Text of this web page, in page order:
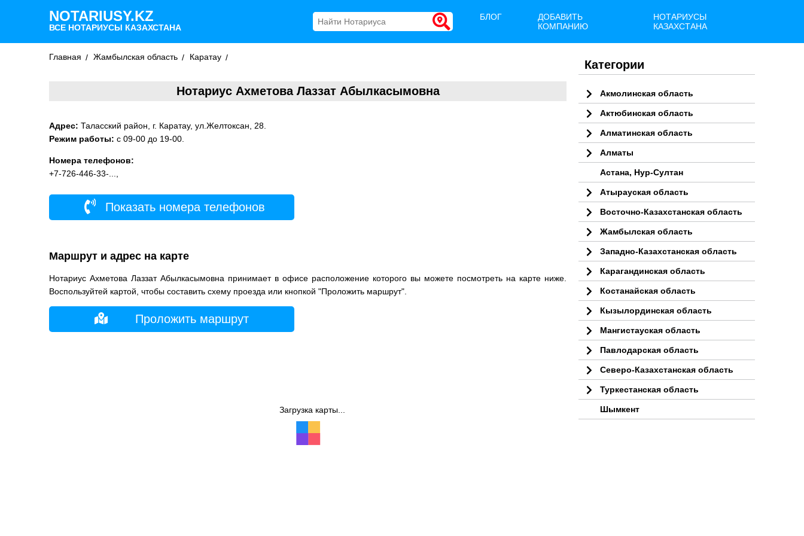
NOTARIUSY.KZ
ВСЕ НОТАРИУСЫ КАЗАХСТАНА
БЛОГ
ДОБАВИТЬ
КОМПАНИЮ
НОТАРИУСЫ
КАЗАХСТАНА
Главная Жамбылская область Каратау
Нотариус Ахметова Лаззат Абылкасымовна
Адрес: Таласский район, г. Каратау, ул.Желтоксан, 28.
Режим работы: с 09-00 до 19-00.
Номера телефонов:
+7-726-446-33-...,
Показать номера телефонов
Маршрут и адрес на карте
Нотариус Ахметова Лаззат Абылкасымовна принимает в офисе расположение которого вы можете посмотреть на карте ниже.
Воспользуйтей картой, чтобы составить схему проезда или кнопкой "Проложить маршрут".
Проложить маршрут
Загрузка карты...
Категории
Акмолинская область
Актюбинская область
Алматинская область
Алматы
Астана, Нур-Султан
Атырауская область
Восточно-Казахстанская область
Жамбылская область
Западно-Казахстанская область
Карагандинская область
Костанайская область
Кызылординская область
Мангистауская область
Павлодарская область
Северо-Казахстанская область
Туркестанская область
Шымкент